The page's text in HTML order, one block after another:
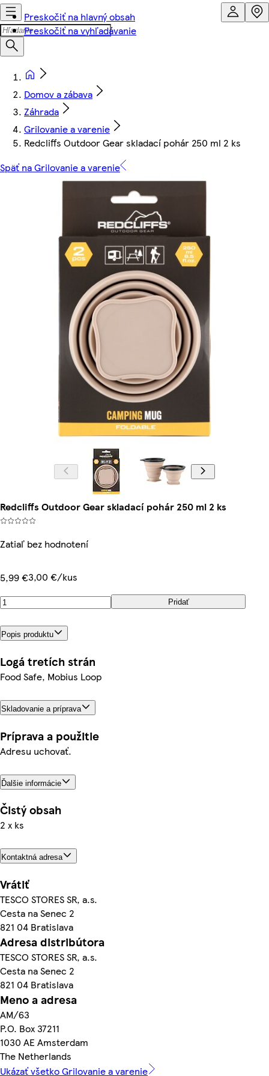
Preskočiť na hlavný obsah
Preskočiť na vyhľadávanie
Domov a zábava
Záhrada
Grilovanie a varenie
Redcliffs Outdoor Gear skladací pohár 250 ml 2 ks
Späť na Grilovanie a varenie
Redcliffs Outdoor Gear skladací pohár 250 ml 2 ks
Zatiaľ bez hodnotení
5,99 €3,00 €/kus
Pridať
Popis produktu
Logá tretích strán
Food Safe, Mobius Loop
Skladovanie a príprava
Príprava a použitie
Adresu uchovať.
Ďalšie informácie
Čistý obsah
2 x ks
Kontaktná adresa
Vrátiť
TESCO STORES SR, a.s.
Cesta na Senec 2
821 04 Bratislava
Adresa distribútora
TESCO STORES SR, a.s.
Cesta na Senec 2
821 04 Bratislava
Meno a adresa
AM/63
P.O. Box 37211
1030 AE Amsterdam
The Netherlands
Ukázať všetko Grilovanie a varenie